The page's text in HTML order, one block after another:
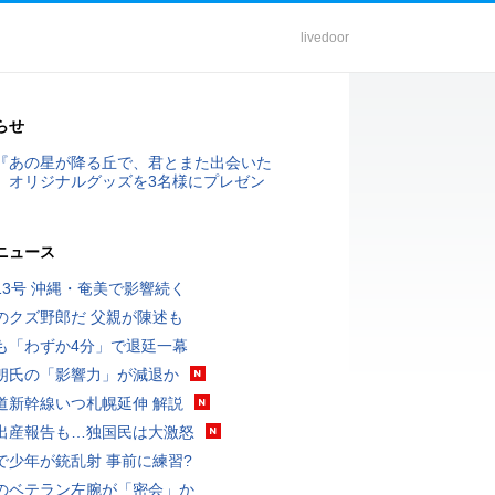
livedoor
せ
あの星が降る丘で、君とまた出会いた
オリジナルグッズを3名様にプレゼン
ュース
号 沖縄・奄美で影響続く
クズ野郎だ 父親が陳述も
「わずか4分」で退廷一幕
氏の「影響力」が減退か
新幹線いつ札幌延伸 解説
産報告も…独国民は大激怒
少年が銃乱射 事前に練習?
ベテラン左腕が「密会」か